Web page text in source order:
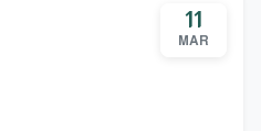
11
MAR